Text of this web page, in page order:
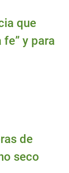
que
fe” y para
de
seco